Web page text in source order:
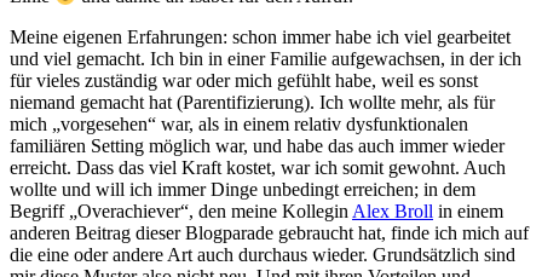
Meine eigenen Erfahrungen: schon immer habe ich viel gearbeitet
und viel gemacht. Ich bin in einer Familie aufgewachsen, in der ich
für vieles zuständig war oder mich gefühlt habe, weil es sonst
niemand gemacht hat (Parentifizierung). Ich wollte mehr, als für
mich „vorgesehen“ war, als in einem relativ dysfunktionalen
familiären Setting möglich war, und habe das auch immer wieder
erreicht. Dass das viel Kraft kostet, war ich somit gewohnt. Auch
wollte und will ich immer Dinge unbedingt erreichen; in dem
Begriff „Overachiever“, den meine Kollegin Alex Broll in einem
anderen Beitrag dieser Blogparade gebraucht hat, finde ich mich auf
die eine oder andere Art auch durchaus wieder. Grundsätzlich sind